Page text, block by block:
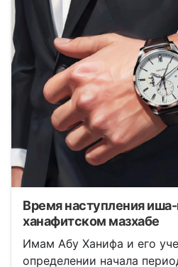
Время наступления иша-
ханафитском мазхабе
Имам Абу Ханифа и его
определении начала